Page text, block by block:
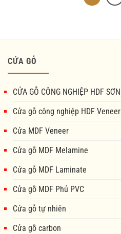
CỬA GỖ
CỬA GỖ CÔNG NGHIỆP HDF SƠN
Cửa gỗ công nghiệp HDF Veneer
Cửa MDF Veneer
Cửa gỗ MDF Melamine
Cửa gỗ MDF Laminate
Cửa gỗ MDF Phủ PVC
Cửa gỗ tự nhiên
Cửa gỗ carbon